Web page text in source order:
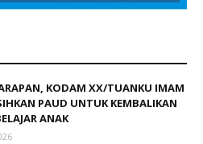
KODAM XX/TUANKU IMAM
PAUD UNTUK KEMBALIKAN
ANAK